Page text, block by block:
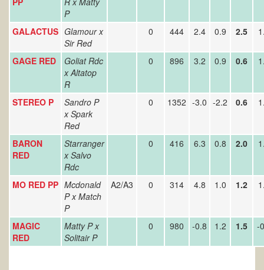
P
GALACTUS Glamour x
Sir Red
0 444 2.4 0.9 2.5
GAGE RED
Goliat Rdc
x Altatop
R
0 896 3.2 0.9 0.6
STEREO P
Sandro P
x Spark
Red
0 1352 -3.0 -2.2 0.6
BARON
RED
Starranger
x Salvo
Rdc
0 416 6.3 0.8 2.0
MO RED PP Mcdonald
P x Match
P
A2/A3 0 314 4.8 1.0 1.2
MAGIC
RED
Matty P x
Solitair P
0 980 -0.8 1.2 1.5 -